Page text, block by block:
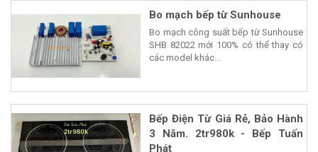
Bo mạch bếp từ Sunhouse
Bo mạch công suất bếp từ Sunhouse
SHB 82022 mới 100% có thể thay có
các model khác...
Bếp Điện Từ Giá Rẻ, Bảo Hành
3 Năm. 2tr980k - Bếp Tuấn
Phát